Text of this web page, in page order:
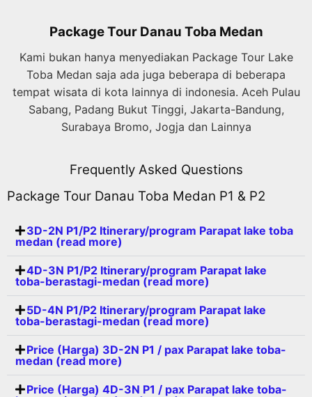
Package Tour Danau Toba Medan
Kami bukan hanya menyediakan Package Tour Lake
Toba Medan saja ada juga beberapa di beberapa
tempat wisata di kota lainnya di indonesia. Aceh Pulau
Sabang, Padang Bukut Tinggi, Jakarta-Bandung,
Surabaya Bromo, Jogja dan Lainnya
Frequently Asked Questions
Package Tour Danau Toba Medan P1 & P2
3D-2N P1/P2 Itinerary/program Parapat lake toba
medan (read more)
4D-3N P1/P2 Itinerary/program Parapat lake
toba-berastagi-medan (read more)
5D-4N P1/P2 Itinerary/program Parapat lake
toba-berastagi-medan (read more)
Price (Harga) 3D-2N P1 / pax Parapat lake toba-
medan (read more)
Price (Harga) 4D-3N P1 / pax Parapat lake toba-